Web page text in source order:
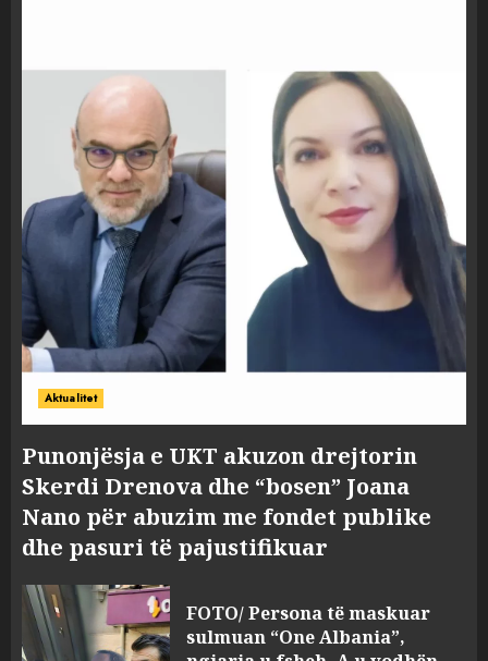
Aktualitet
Punonjësja e UKT akuzon drejtorin
Skerdi Drenova dhe “bosen” Joana
Nano për abuzim me fondet publike
dhe pasuri të pajustifikuar
FOTO/ Persona të maskuar
sulmuan “One Albania”,